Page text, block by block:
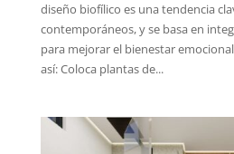
diseño biofílico es una tendencia
contemporáneos, y se basa en
para mejorar el bienestar
así: Coloca plantas de...